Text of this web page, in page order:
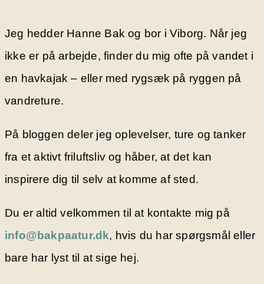
Jeg hedder Hanne Bak og bor i Viborg. Når jeg
ikke er på arbejde, finder du mig ofte på vandet i
en havkajak – eller med rygsæk på ryggen på
vandreture.
På bloggen deler jeg oplevelser, ture og tanker
fra et aktivt friluftsliv og håber, at det kan
inspirere dig til selv at komme af sted.
Du er altid velkommen til at kontakte mig på
info@bakpaatur.dk, hvis du har spørgsmål eller
bare har lyst til at sige hej.